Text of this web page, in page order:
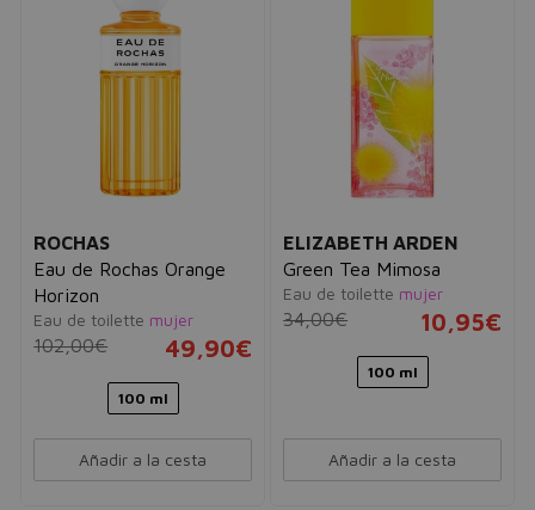
ROCHAS
Eau de Rochas Orange
Horizon
Eau de toilette mujer
102,00€ 49,90€
100 ml
Añadir a la cesta
ELIZABETH ARDEN
Green Tea Mimosa
Eau de toilette mujer
34,00€ 10,95€
100 ml
Añadir a la cesta